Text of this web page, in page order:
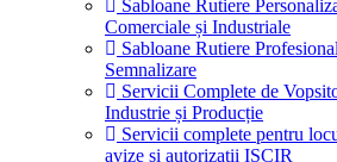
Sabloane Rutiere
Comerciale și Industriale
Sabloane Rutiere
Semnalizare
Servicii Complete de
Industrie și Producție
Servicii complete pentru
avize și autorizații ISCIR